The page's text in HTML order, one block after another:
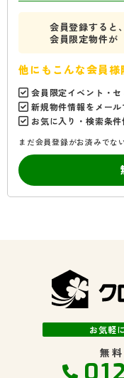
会員登録すると、
会員限定物件が
他にもこんな会員様
会員限定イベント・
新規物件情報をメー
お気に入り・検索条
まだ会員登録がお済みでな
お気軽
無